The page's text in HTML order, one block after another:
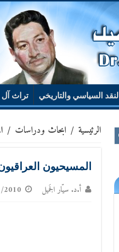
النقد السياسي والتاريخي تراث آل
الرئيسية / ابحاث ودراسات /
المسيحيون العراقيون.. الحلقة 1/5
أ.د. سيّار الجَميل 2010